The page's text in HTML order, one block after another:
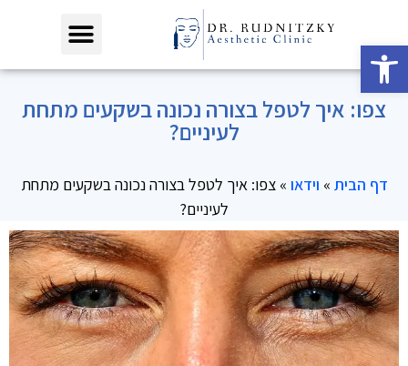
פתח סרגל נגישות
צפו: איך לטפל בצורה נכונה בשקעים מתחת
לעיניים?
דף הבית » וידאו »צפו: איך לטפל בצורה נכונה בשקעים מתחת
לעיניים?